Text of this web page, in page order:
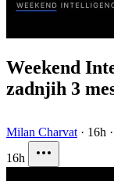
Weekend
zadnjih 3
Milan Charvat · 16h ·
16h